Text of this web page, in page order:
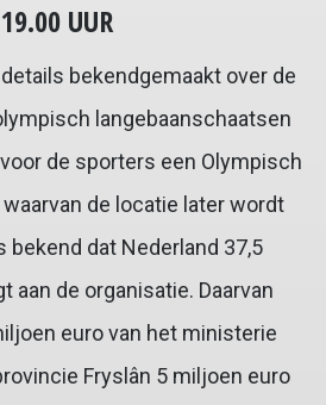
UUR
bekendgemaakt over de
langebaanschaatsen
de sporters een Olympisch
de locatie later wordt
bekend dat Nederland 37,5
aan de organisatie. Daarvan
euro van het ministerie
Fryslân 5 miljoen euro